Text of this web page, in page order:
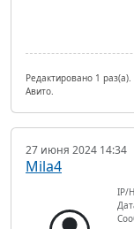
Редактировано 1
Авито.
27 июня 2024 14:34
Mila4
IP/